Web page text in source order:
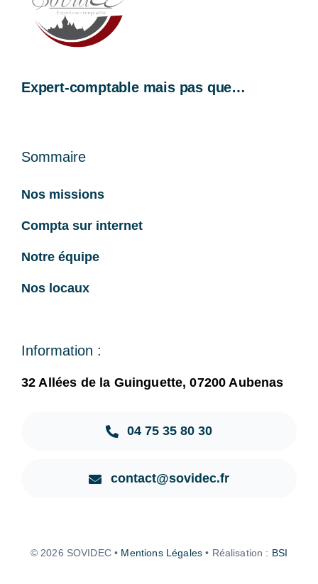
Expert-comptable mais pas que…
Sommaire
Nos missions
Compta sur internet
Notre équipe
Nos locaux
Information :
32 Allées de la Guinguette, 07200 Aubenas
04 75 35 80 30
contact@sovidec.fr
© 2026 SOVIDEC • Mentions Légales • Réalisation : BSI